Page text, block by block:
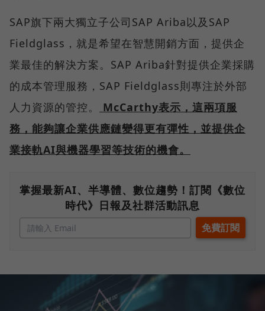
SAP旗下兩大獨立子公司SAP Ariba以及SAP
Fieldglass，就是希望在智慧開銷方面，提供企
業最佳的解決方案。SAP Ariba針對提供企業採購
的成本管理服務，SAP Fieldglass則專注於外部
人力資源的管控。
McCarthy表示，這兩項服
務，能夠讓企業供應鏈變得更有彈性，並提供企
業接軌AI與機器學習等技術的機會。
掌握最新AI、半導體、數位趨勢！訂閱《數位
時代》日報及社群活動訊息